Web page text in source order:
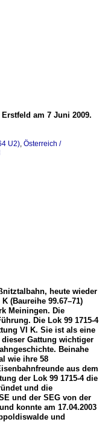
am 7 Juni 2009.
U2), Österreich /
heute wieder
(Baureihe 99.67–71)
Meiningen. Die
Die Lok 99 1715-4
VI K. Sie ist als eine
Gattung wichtiger
Beinahe
wie ihre 58
aus dem
der Lok 99 1715-4 die
und die
und der SEG von der
konnte am 17.04.2003
und